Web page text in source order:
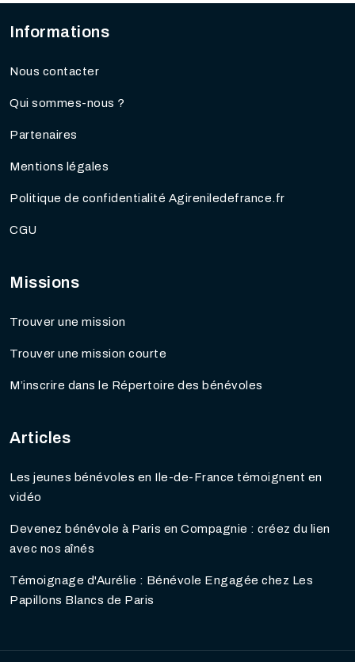
Informations
Nous contacter
Qui sommes-nous ?
Partenaires
Mentions légales
Politique de confidentialité Agireniledefrance.fr
CGU
Missions
Trouver une mission
Trouver une mission courte
M’inscrire dans le Répertoire des bénévoles
Articles
Les jeunes bénévoles en Ile-de-France témoignent en
vidéo
Devenez bénévole à Paris en Compagnie : créez du lien
avec nos aînés
Témoignage d'Aurélie : Bénévole Engagée chez Les
Papillons Blancs de Paris